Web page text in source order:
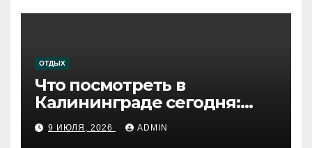
ОТДЫХ
Что посмотреть в
Калининграде сегодня:
путеводитель по самому
западному городу России
9 ИЮЛЯ, 2026 ADMIN